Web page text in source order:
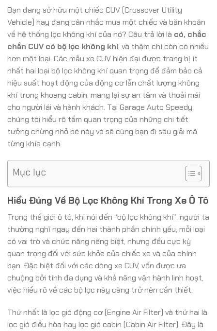
Bạn đang sở hữu một chiếc CUV (Crossover Utility
Vehicle) hay đang cân nhắc mua một chiếc và băn khoăn
về hệ thống lọc không khí của nó? Câu trả lời là có, chắc
chắn CUV có bộ lọc không khí, và thậm chí còn có nhiều
hơn một loại. Các mẫu xe CUV hiện đại được trang bị ít
nhất hai loại bộ lọc không khí quan trọng để đảm bảo cả
hiệu suất hoạt động của động cơ lẫn chất lượng không
khí trong khoang cabin, mang lại sự an tâm và thoải mái
cho người lái và hành khách. Tại Garage Auto Speedy,
chúng tôi hiểu rõ tầm quan trọng của những chi tiết
tưởng chừng nhỏ bé này và sẽ cùng bạn đi sâu giải mã
từng khía cạnh.
Mục lục
Hiểu Đúng Về Bộ Lọc Không Khí Trong Xe Ô Tô
Trong thế giới ô tô, khi nói đến “bộ lọc không khí”, người ta
thường nghĩ ngay đến hai thành phần chính yếu, mỗi loại
có vai trò và chức năng riêng biệt, nhưng đều cực kỳ
quan trọng đối với sức khỏe của chiếc xe và của chính
bạn. Đặc biệt đối với các dòng xe CUV, vốn được ưa
chuộng bởi tính đa dụng và khả năng vận hành linh hoạt,
việc hiểu rõ về các bộ lọc này càng trở nên cần thiết.
Thứ nhất là lọc gió động cơ (Engine Air Filter) và thứ hai là
lọc gió điều hòa hay lọc gió cabin (Cabin Air Filter). Đây là